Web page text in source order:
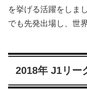
を挙げる活躍をしま
でも先発出場し、世
2018年 J1リー